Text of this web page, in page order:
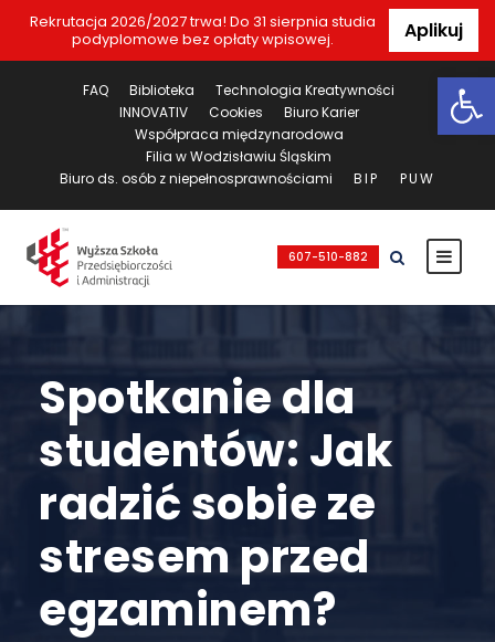
Rekrutacja 2026/2027 trwa! Do 31 sierpnia studia
podyplomowe bez opłaty wpisowej.
Aplikuj
FAQ Biblioteka
Technologia Kreatywności
INNOVATIV
Cookies
Biuro Karier
Współpraca międzynarodowa
Filia w Wodzisławiu Śląskim
Biuro ds. osób z niepełnosprawnościami
BIP PUW
607-510-882
Spotkanie dla
studentów: Jak
radzić sobie ze
stresem przed
egzaminem?